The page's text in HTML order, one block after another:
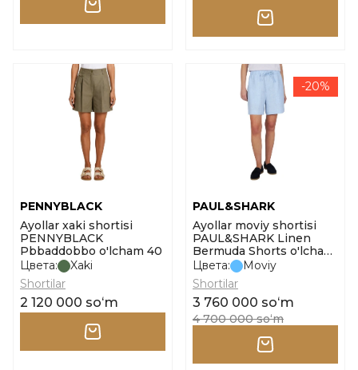
PENNYBLACK
Ayollar xaki shortisi
PENNYBLACK
Pbbaddobbo o'lcham 40
Цвета:
Xaki
Shortilar
2 120 000 soʻm
-20%
PAUL&SHARK
Ayollar moviy shortisi
PAUL&SHARK Linen
Bermuda Shorts o'lcham
42
Цвета:
Moviy
Shortilar
3 760 000 soʻm
4 700 000 soʻm